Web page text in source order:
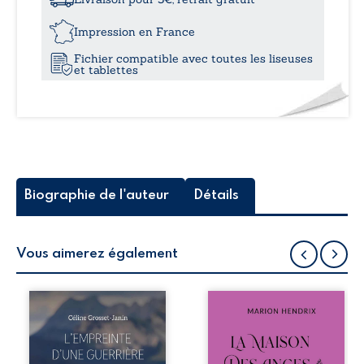
cévenolImpression en France
Fichier compatible avec toutes les liseuses
et tablettes
Biographie de l'auteur Détails
Vous aimerez également
Que reste-t-il de
l’enfance lorsque
la maladie impose
ses propres règles
Nous sommes en
après le décès du
patriarche